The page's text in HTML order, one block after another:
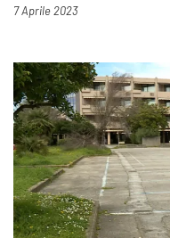
Pubblicato il
7 Aprile 2023